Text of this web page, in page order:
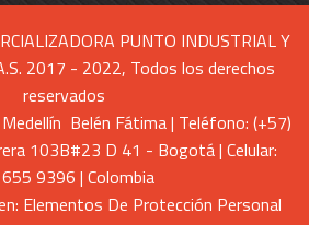
PUNTO INDUSTRIAL Y
2017 - 2022, Todos los derechos
reservados
Belén Fátima | Teléfono: (+57)
103B#23 D 41 - Bogotá | Celular:
9396 | Colombia
Elementos De Protección Personal